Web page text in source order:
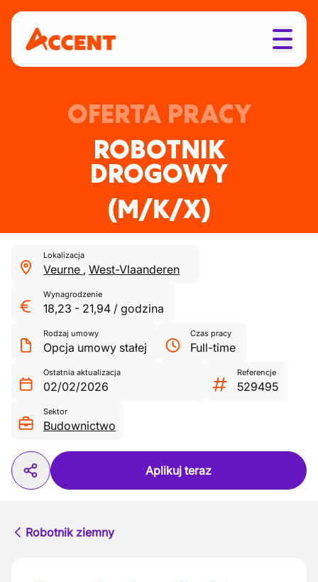
OFERTA PRACY
ROBOTNIK
DROGOWY
(M/K/X)
Lokalizacja
Veurne , West-Vlaanderen
Wynagrodzenie
18,23 - 21,94 / godzina
Rodzaj umowy
Opcja umowy stałej
Czas pracy
Full-time
Ostatnia aktualizacja
02/02/2026
Referencje
529495
Sektor
Budownictwo
Aplikuj teraz
Robotnik ziemny